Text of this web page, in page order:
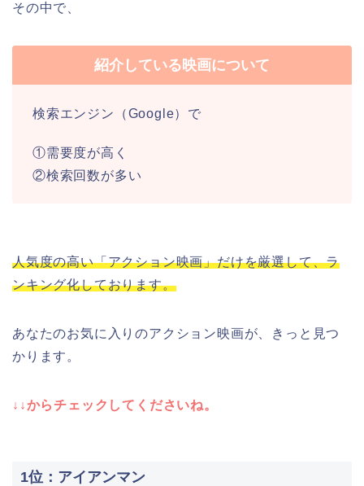
その中で、
紹介している映画について
検索エンジン（Google）で
①需要度が高く
②検索回数が多い
人気度の高い「アクション映画」だけを厳選して、ラ
ンキング化しております。
あなたのお気に入りのアクション映画が、きっと見つ
かります。
↓↓からチェックしてくださいね。
1位：アイアンマン